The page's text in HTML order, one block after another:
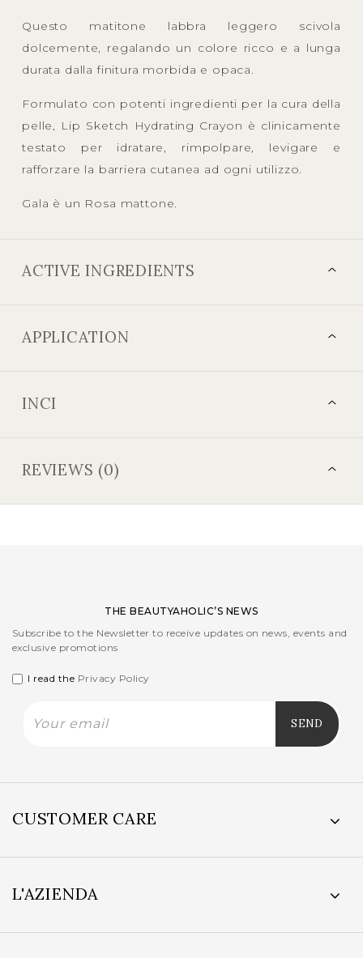
Questo matitone labbra leggero scivola
dolcemente, regalando un colore ricco e a lunga
durata dalla finitura morbida e opaca.
Formulato con potenti ingredienti per la cura della
pelle, Lip Sketch Hydrating Crayon è clinicamente
testato per idratare, rimpolpare, levigare e
rafforzare la barriera cutanea ad ogni utilizzo.
Gala è un Rosa mattone.
ACTIVE INGREDIENTS
APPLICATION
INCI
REVIEWS (0)
THE BEAUTYAHOLIC’S NEWS
Subscribe to the Newsletter to receive updates on news, events and
exclusive promotions
I read the Privacy Policy
CUSTOMER CARE
L'AZIENDA